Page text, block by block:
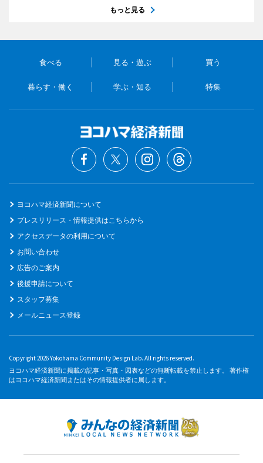
もっと見る
食べる 見る・遊ぶ 買う
暮らす・働く 学ぶ・知る 特集
ヨコハマ経済新聞について
プレスリリース・情報提供はこちらから
アクセスデータの利用について
お問い合わせ
広告のご案内
後援申請について
スタッフ募集
メールニュース登録
Copyright 2026 Yokohama Community Design Lab. All rights reserved.
ヨコハマ経済新聞に掲載の記事・写真・図表などの無断転載を禁止します。 著作権
はヨコハマ経済新聞またはその情報提供者に属します。